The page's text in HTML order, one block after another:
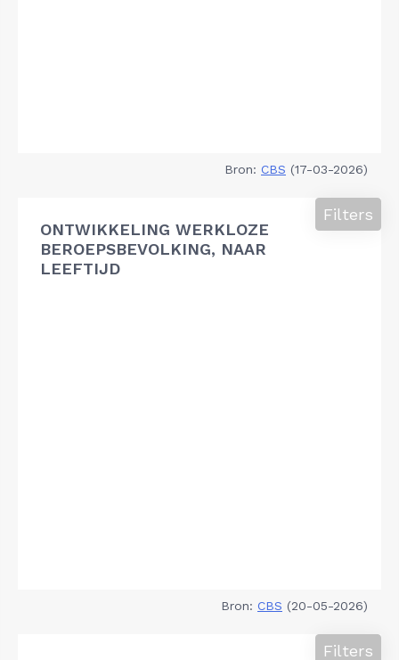
Bron: CBS (17-03-2026)
ONTWIKKELING WERKLOZE
BEROEPSBEVOLKING, NAAR
LEEFTIJD
Filters
Bron: CBS (20-05-2026)
Filters